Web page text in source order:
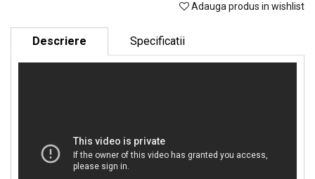
Adauga produs in wishlist
Descriere Specificatii